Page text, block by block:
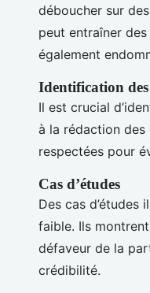
déboucher sur des
peut entraîner des
également
Identification
Il est crucial
à la rédaction des
respectées pour
Cas d’études
Des cas d’études
faible. Ils
défaveur de la
crédibilité.